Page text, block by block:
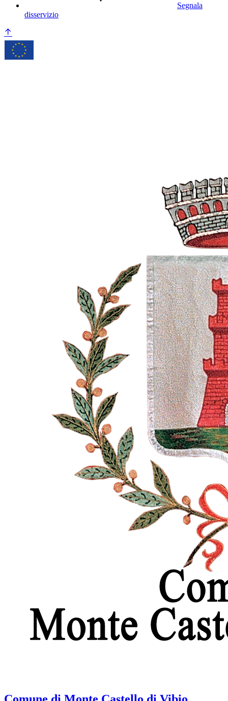
Segnala
disservizio